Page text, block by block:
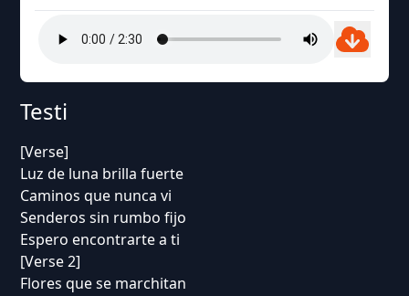
Testi
[Verse]
Luz de luna brilla fuerte
Caminos que nunca vi
Senderos sin rumbo fijo
Espero encontrarte a ti
[Verse 2]
Flores que se marchitan